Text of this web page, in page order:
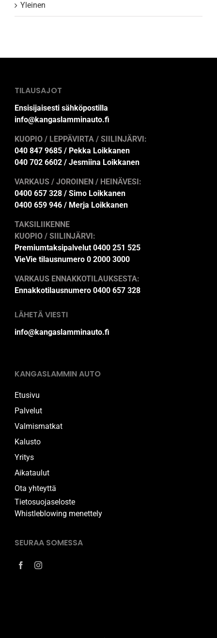
Yleinen
TILAUSAJOT
Ensisijaisesti sähköpostilla
info@kangaslamminauto.fi
KUOPIO / LEPPÄVIRTA / SIILINJÄRVI:
040 847 9685 / Pekka Loikkanen
040 702 6602 / Jesmiina Loikkanen
VARKAUS / JOROINEN / HEINÄVESI:
0400 657 328 / Simo Loikkanen
0400 659 946 / Merja Loikkanen
TAKSILIIKENNE
KUOPIO / SIILINJÄRVI:
Premiumtaksipalvelut 0400 251 525
VieVie tilausnumero 0 2000 3000
VARKAUS ENNAKKOTILAUKSESTA:
Ennakkotilausnumero 0400 657 328
LÄHETÄ VIESTI
info@kangaslamminauto.fi
KANGASLAMMIN AUTO
Etusivu
Palvelut
Valmismatkat
Kalusto
Yritys
Aikataulut
Ota yhteyttä
Tietosuojaseloste
Whistleblowing menettely
SEURAA SOMESSA